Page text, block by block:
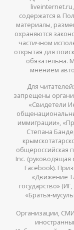
содержатся в
материалы,
охраняются
частичном
открытая для
обязательна.
мнением
Для
запрещены
«Свидетели
иммиграции»,
Степана
общероссийская
Inc. (руководящая
Facebook).
«Движение
государство»
«Братья-
Организации,